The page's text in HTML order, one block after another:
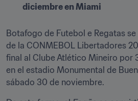
diciembre en Miami
Botafogo de Futebol e Regatas
de la CONMEBOL Libertadores
final al Clube Atlético Mineiro por
en el estadio Monumental de
sábado 30 de noviembre.